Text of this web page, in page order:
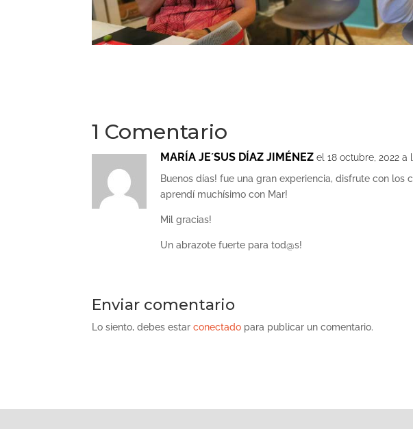
1 Comentario
MARÍA JE´SUS DÍAZ JIMÉNEZ el 18 octubre, 2022 a
Buenos días! fue una gran experiencia, disfrute con los
aprendí muchísimo con Mar!
Mil gracias!
Un abrazote fuerte para tod@s!
Enviar comentario
Lo siento, debes estarconectado para publicar un comentario.